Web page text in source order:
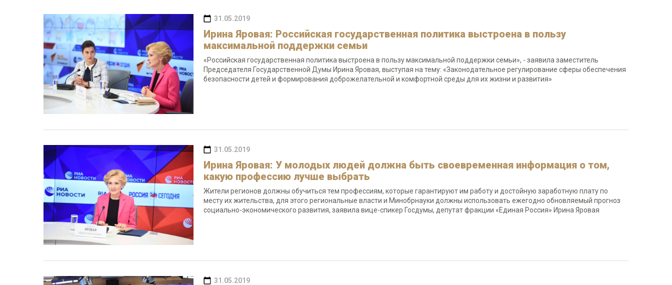
31.05.2019
Ирина Яровая: Российская государственная политика выстроена в пользу
максимальной поддержки семьи
«Российская государственная политика выстроена в пользу максимальной поддержки семьи», - заявила заместитель
Председателя Государственной Думы Ирина Яровая, выступая на тему: «Законодательное регулирование сферы обеспечения
безопасности детей и формирования доброжелательной и комфортной среды для их жизни и развития»
31.05.2019
Ирина Яровая: У молодых людей должна быть своевременная информация о том,
какую профессию лучше выбрать
Жители регионов должны обучиться тем профессиям, которые гарантируют им работу и достойную заработную плату по
месту их жительства, для этого региональные власти и Минобрнауки должны использовать ежегодно обновляемый прогноз
социально-экономического развития, заявила вице-спикер Госдумы, депутат фракции «Единая Россия» Ирина Яровая
31.05.2019